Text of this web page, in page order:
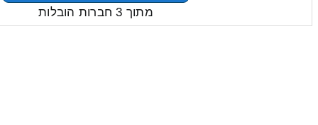
מתוך 3 חברות הובלות